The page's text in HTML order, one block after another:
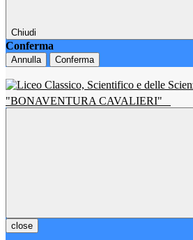
Chiudi
Conferma
Annulla Conferma
"BONAVENTURA CAVALIERI"
close